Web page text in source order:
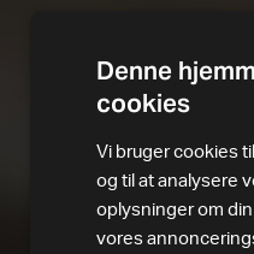
Denne
cookies
Vi bruger cookies
og til at analysere
oplysninger om
vores